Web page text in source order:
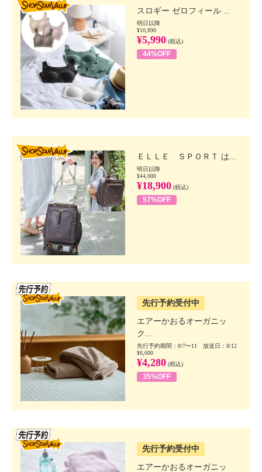
スロギー ゼロフィール ...
明日以降
¥10,890
¥5,990 (税込)
44%OFF
ＥＬＬＥ ＳＰＯＲＴ は...
明日以降
¥44,000
¥18,900 (税込)
57%OFF
先行予約受付中
エアーかおるオーガニッ
ク...
先行予約期間：8/7〜11 放送日：8/12
¥6,600
¥4,280 (税込)
35%OFF
先行予約受付中
エアーかおるオーガニッ